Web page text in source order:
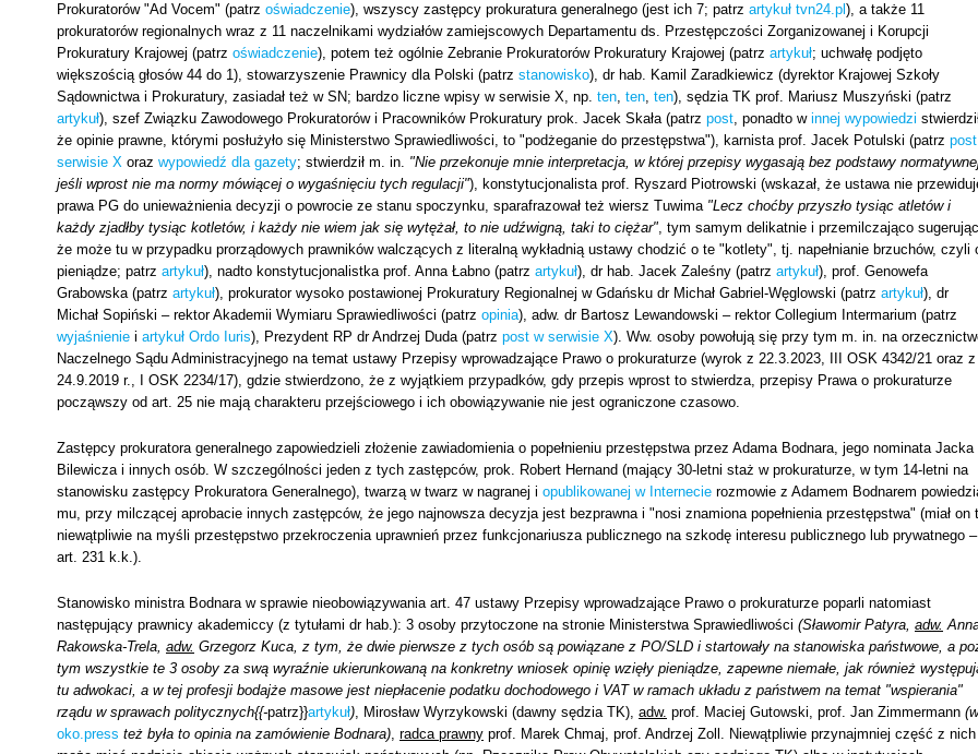
Prokuratorów "Ad Vocem" (patrz oświadczenie), wszyscy zastępcy prokuratura generalnego (jest ich 7; patrz artykuł tvn24.pl ), a także 11
prokuratorów regionalnych wraz z 11 naczelnikami wydziałów zamiejscowych Departamentu ds. Przestępczości Zorganizowanej i Korupcji
Prokuratury Krajowej (patrz oświadczenie), potem też ogólnie Zebranie Prokuratorów Prokuratury Krajowej (patrz artykuł; uchwałę podjęto
większością głosów 44 do 1), stowarzyszenie Prawnicy dla Polski (patrz stanowisko), dr hab. Kamil Zaradkiewicz (dyrektor Krajowej Szkoły
Sądownictwa i Prokuratury, zasiadał też w SN; bardzo liczne wpisy w serwisie X, np. ten, ten, ten), sędzia TK prof. Mariusz Muszyński (patrz
artykuł), szef Związku Zawodowego Prokuratorów i Pracowników Prokuratury prok. Jacek Skała (patrz post, ponadto w innej wypowiedzi
że opinie prawne, którymi posłużyło się Ministerstwo Sprawiedliwości, to "podżeganie do przestępstwa"), karnista prof. Jacek Potulski (patrz
serwisie X oraz wypowiedź dla gazety; stwierdził m. in. "Nie przekonuje mnie interpretacja, w której przepisy wygasają bez podstawy
jeśli wprost nie ma normy mówiącej o wygaśnięciu tych regulacji"), konstytucjonalista prof. Ryszard Piotrowski (wskazał, że ustawa nie
prawa PG do unieważnienia decyzji o powrocie ze stanu spoczynku, sparafrazował też wiersz Tuwima "Lecz choćby przyszło tysiąc atletów i
każdy zjadłby tysiąc kotletów, i każdy nie wiem jak się wytężał, to nie udźwigną, taki to ciężar", tym samym delikatnie i przemilczająco
że może tu w przypadku prorządowych prawników walczących z literalną wykładnią ustawy chodzić o te "kotlety", tj. napełnianie brzuchów, czyli
pieniądze; patrz artykuł), nadto konstytucjonalistka prof. Anna Łabno (patrz artykuł), dr hab. Jacek Zaleśny (patrz artykuł), prof. Genowefa
Grabowska (patrz artykuł), prokurator wysoko postawionej Prokuratury Regionalnej w Gdańsku dr Michał Gabriel-Węglowski (patrz artykuł), dr
Michał Sopiński – rektor Akademii Wymiaru Sprawiedliwości (patrz opinia), adw. dr Bartosz Lewandowski – rektor Collegium Intermarium (patrz
wyjaśnienie i artykuł Ordo Iuris), Prezydent RP dr Andrzej Duda (patrz post w serwisie X). Ww. osoby powołują się przy tym m. in. na
Naczelnego Sądu Administracyjnego na temat ustawy Przepisy wprowadzające Prawo o prokuraturze (wyrok z 22.3.2023, III OSK 4342/21 oraz z
24.9.2019 r., I OSK 2234/17), gdzie stwierdzono, że z wyjątkiem przypadków, gdy przepis wprost to stwierdza, przepisy Prawa o prokuraturze
począwszy od art. 25 nie mają charakteru przejściowego i ich obowiązywanie nie jest ograniczone czasowo.
Zastępcy prokuratora generalnego zapowiedzieli złożenie zawiadomienia o popełnieniu przestępstwa przez Adama Bodnara, jego nominata Jacka
Bilewicza i innych osób. W szczególności jeden z tych zastępców, prok. Robert Hernand (mający 30-letni staż w prokuraturze, w tym 14-letni na
stanowisku zastępcy Prokuratora Generalnego), twarzą w twarz w nagranej i opublikowanej w Internecie rozmowie z Adamem Bodnarem
mu, przy milczącej aprobacie innych zastępców, że jego najnowsza decyzja jest bezprawna i "nosi znamiona popełnienia przestępstwa" (miał on
niewątpliwie na myśli przestępstwo przekroczenia uprawnień przez funkcjonariusza publicznego na szkodę interesu publicznego lub prywatnego –
art. 231 k.k.).
Stanowisko ministra Bodnara w sprawie nieobowiązywania art. 47 ustawy Przepisy wprowadzające Prawo o prokuraturze poparli natomiast
następujący prawnicy akademiccy (z tytułami dr hab.): 3 osoby przytoczone na stronie Ministerstwa Sprawiedliwości (Sławomir Patyra, adw.
Rakowska-Trela, adw. Grzegorz Kuca, z tym, że dwie pierwsze z tych osób są powiązane z PO/SLD i startowały na stanowiska państwowe, a
tym wszystkie te 3 osoby za swą wyraźnie ukierunkowaną na konkretny wniosek opinię wzięły pieniądze, zapewne niemałe, jak również
tu adwokaci, a w tej profesji bodajże masowe jest niepłacenie podatku dochodowego i VAT w ramach układu z państwem na temat "wspierania"
rządu w sprawach politycznych{{-patrz}}artykuł), Mirosław Wyrzykowski (dawny sędzia TK), adw. prof. Maciej Gutowski, prof. Jan Zimmermann
oko.press też była to opinia na zamówienie Bodnara), radca prawny prof. Marek Chmaj, prof. Andrzej Zoll. Niewątpliwie przynajmniej część z nich